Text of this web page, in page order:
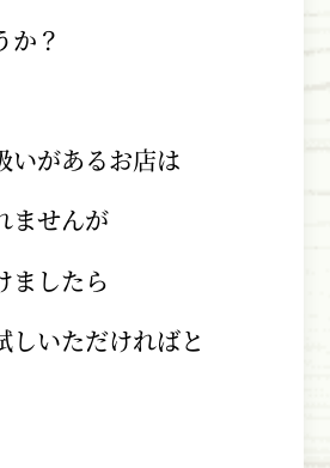
か？
いがあるお店は
ませんが
ましたら
しいただければと